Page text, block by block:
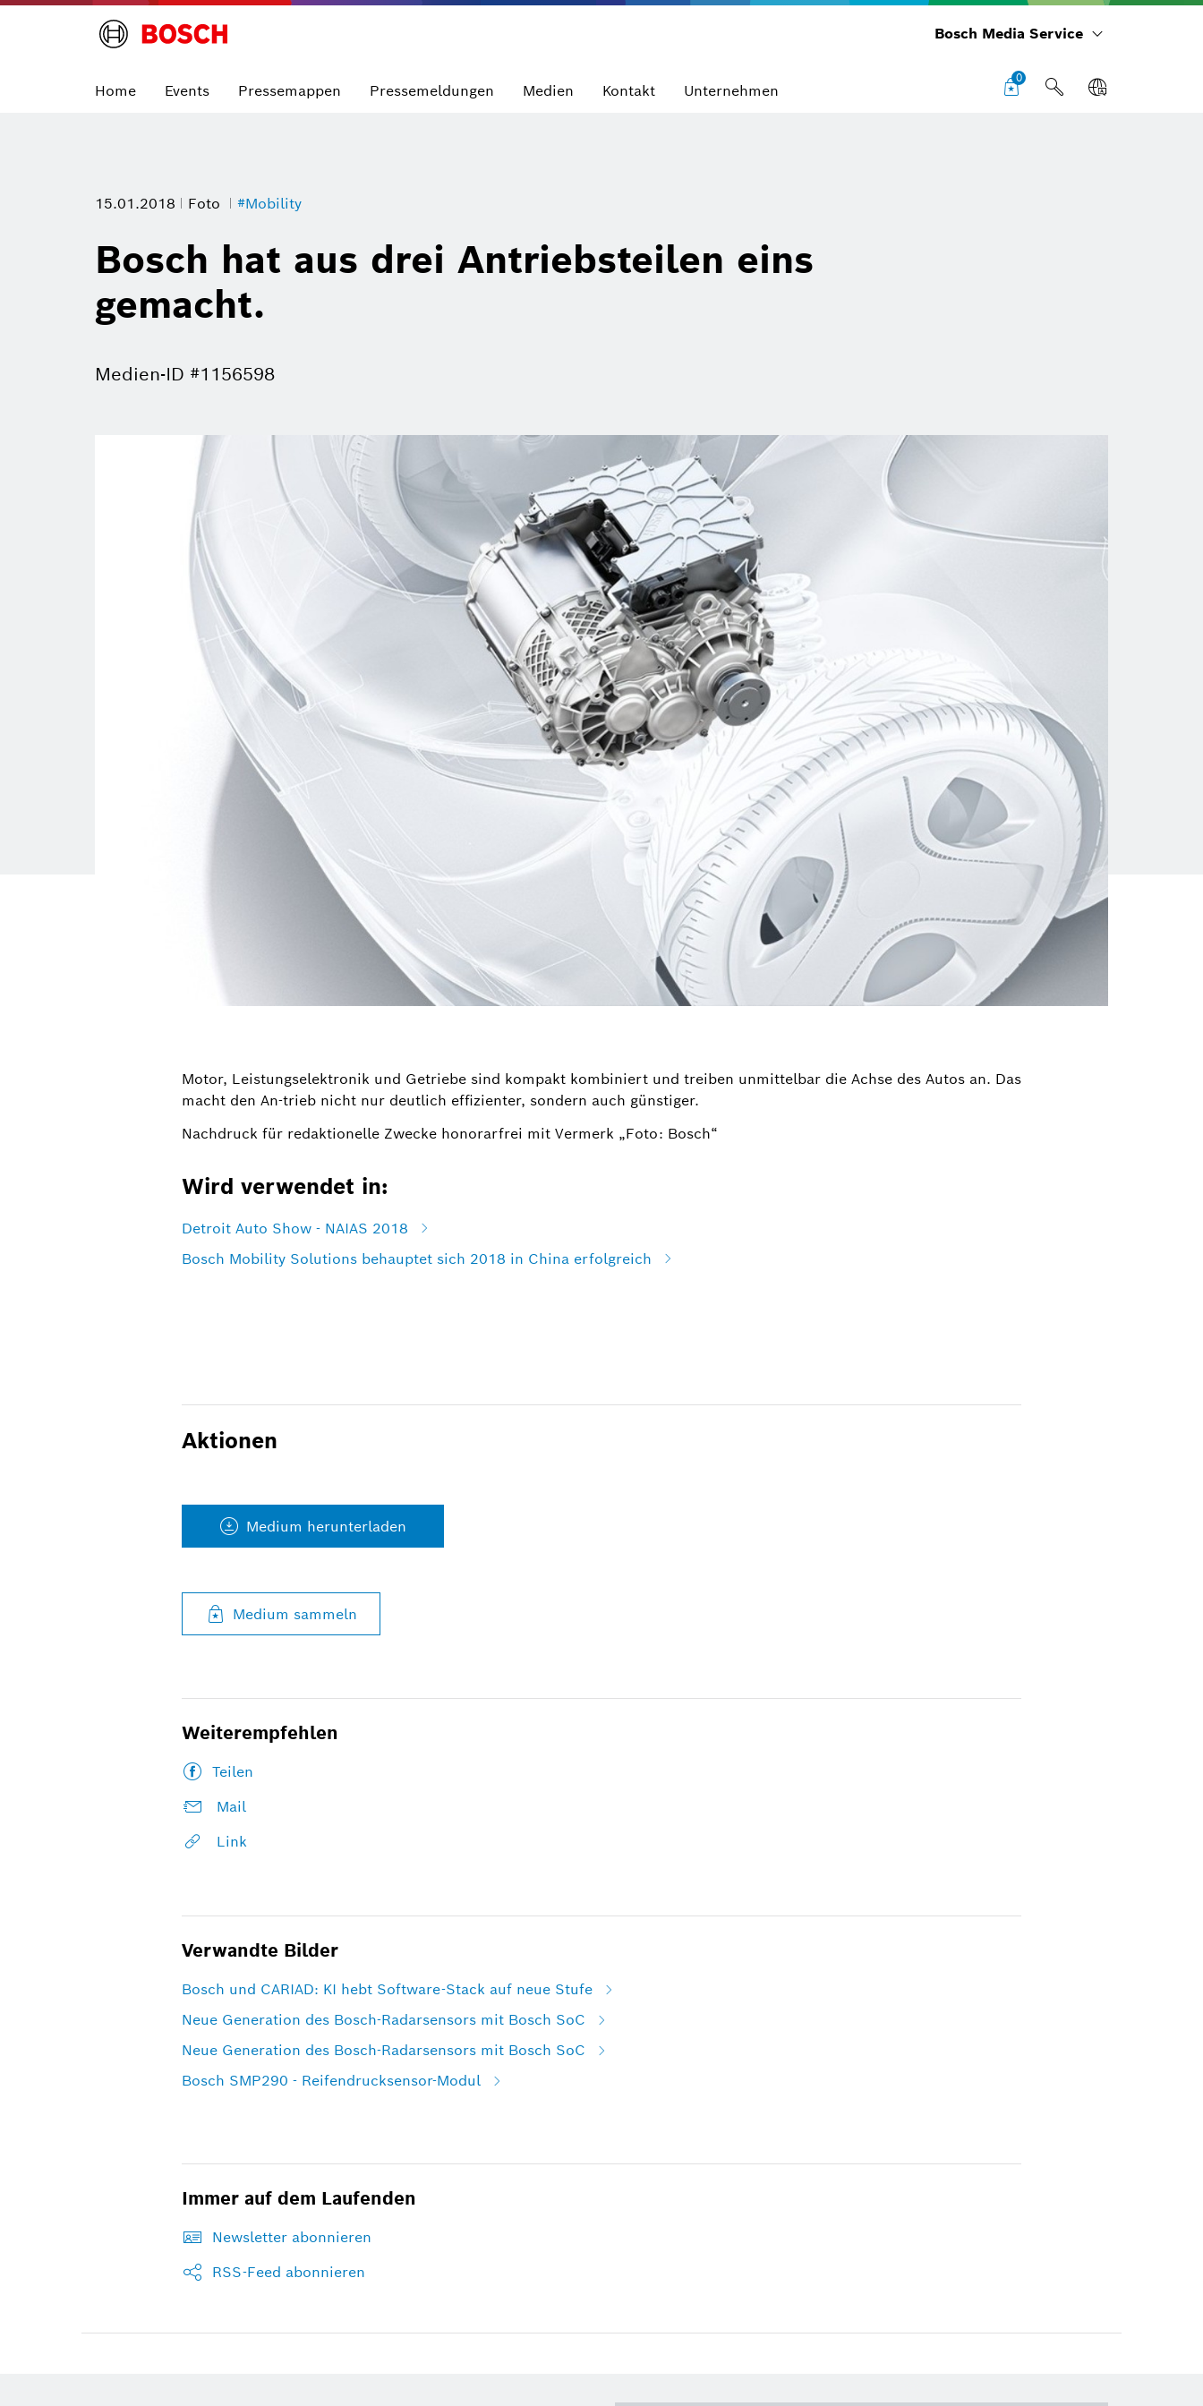
Bosch Media Service
Home Events Pressemappen Pressemeldungen Medien Kontakt Unternehmen
0
15.01.2018 Foto #Mobility
Bosch hat aus drei Antriebsteilen eins
gemacht.
Medien-ID #1156598
Motor, Leistungselektronik und Getriebe sind kompakt kombiniert und treiben unmittelbar die Achse des Autos an. Das
macht den An-trieb nicht nur deutlich effizienter, sondern auch günstiger.
Nachdruck für redaktionelle Zwecke honorarfrei mit Vermerk „Foto: Bosch“
Wird verwendet in:
Detroit Auto Show - NAIAS 2018
Bosch Mobility Solutions behauptet sich 2018 in China erfolgreich
Aktionen
Medium herunterladen
Medium sammeln
Weiterempfehlen
Teilen
Mail
Link
Verwandte Bilder
Bosch und CARIAD: KI hebt Software-Stack auf neue Stufe
Neue Generation des Bosch-Radarsensors mit Bosch SoC
Neue Generation des Bosch-Radarsensors mit Bosch SoC
Bosch SMP290 - Reifendrucksensor-Modul
Immer auf dem Laufenden
Newsletter abonnieren
RSS-Feed abonnieren